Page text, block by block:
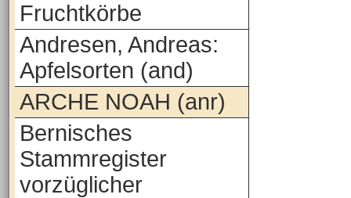
Fruchtkörbe
Andresen, Andreas:
Apfelsorten (and)
ARCHE NOAH (anr)
Bernisches
Stammregister
vorzüglicher